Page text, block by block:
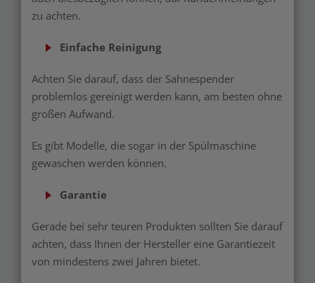
zu achten.
Einfache Reinigung
Achten Sie darauf, dass der Sahnespender
problemlos gereinigt werden kann, am besten ohne
großen Aufwand.
Es gibt Modelle, die sogar in der Spülmaschine
gewaschen werden können.
Garantie
Gerade bei sehr teuren Produkten sollten Sie darauf
achten, dass Ihnen der Hersteller eine Garantiezeit
von mindestens zwei Jahren bietet.